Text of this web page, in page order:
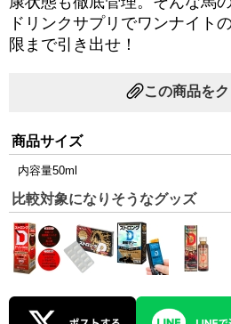
ドリンクサプリでワンナイト
限まで引き出せ！
この商品を
商品サイズ
内容量50ml
比較対象になりそうなグッズ